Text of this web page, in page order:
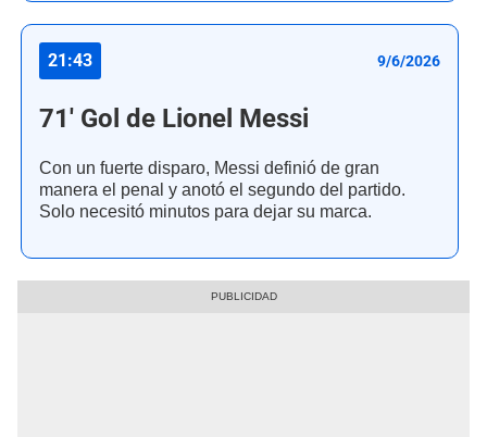
21:43 9/6/2026
71' Gol de Lionel Messi
Con un fuerte disparo, Messi definió de gran
manera el penal y anotó el segundo del partido.
Solo necesitó minutos para dejar su marca.